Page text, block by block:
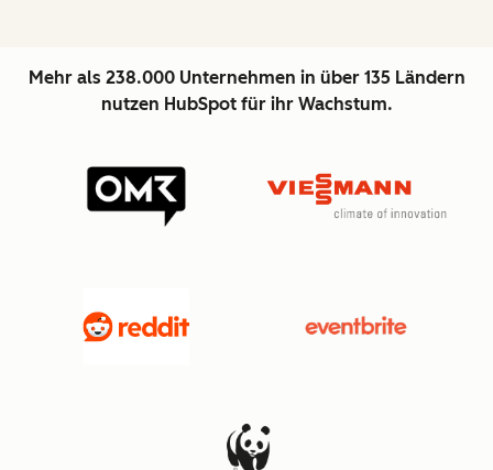
Mehr als 238.000 Unternehmen in über 135 Ländern
nutzen HubSpot für ihr Wachstum.